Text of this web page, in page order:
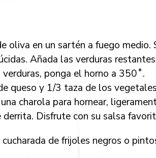
oliva en un sartén a fuego
Añada las verduras
ponga el horno a 350˚.
queso y 1/3 taza de los
charola para hornear,
Disfrute con su salsa
de frijoles negros o